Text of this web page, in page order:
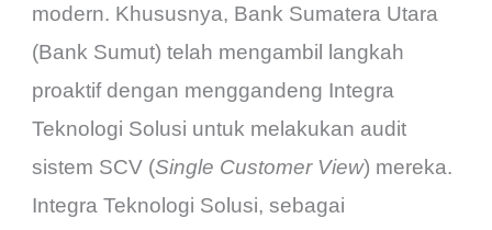
modern. Khususnya, Bank Sumatera Utara
(Bank Sumut) telah mengambil langkah
proaktif dengan menggandeng Integra
Teknologi Solusi untuk melakukan audit
sistem SCV (Single Customer View) mereka.
Integra Teknologi Solusi, sebagai